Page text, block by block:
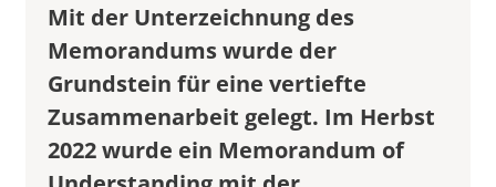
Mit der Unterzeichnung des
Memorandums wurde der
Grundstein für eine vertiefte
Zusammenarbeit gelegt. Im Herbst
2022 wurde ein Memorandum of